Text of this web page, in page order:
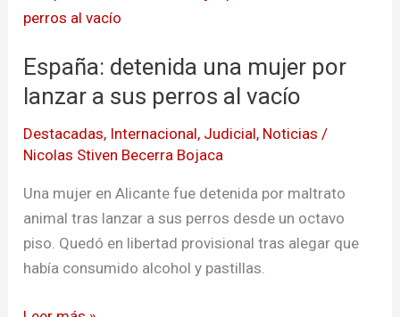
España: detenida una mujer por
lanzar a sus perros al vacío
Destacadas, Internacional, Judicial, Noticias /
Nicolas Stiven Becerra Bojaca
Una mujer en Alicante fue detenida por maltrato
animal tras lanzar a sus perros desde un octavo
piso. Quedó en libertad provisional tras alegar que
había consumido alcohol y pastillas.
detenida
mujer
por
a
sus
perros
al
vacío